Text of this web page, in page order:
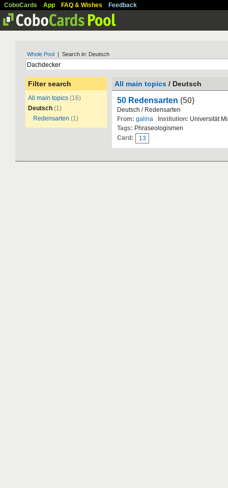
CoboCards App FAQ & Wishes Feedback
Whole Pool | Search in: Deutsch
Filter search
All main topics (16)
Deutsch (1)
Redensarten (1)
All main topics / Deutsch
50 Redensarten (50)
Deutsch / Redensarten
From: galina Institution: Universität
Tags: Phraseologismen
Card:
13